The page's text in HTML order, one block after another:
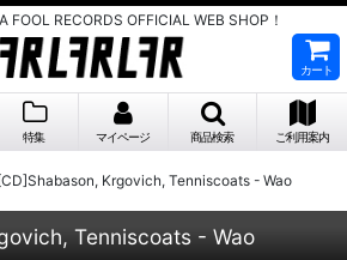
FOOL RECORDS OFFICIAL WEB SHOP！
カート
特集 マイページ 商品検索 ご利用案内
Krgovich, Tenniscoats - Wao
Tenniscoats - Wao